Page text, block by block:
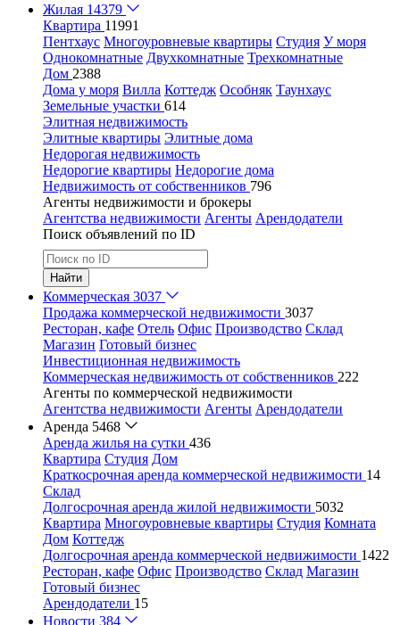
Жилая 14379
Квартира 11991
Пентхаус Многоуровневые квартиры Студия У моря
Однокомнатные Двухкомнатные Трехкомнатные
Дом 2388
Дома у моря Вилла Коттедж Особняк Таунхаус
Земельные участки 614
Элитная недвижимость
Элитные квартиры Элитные дома
Недорогая недвижимость
Недорогие квартиры Недорогие дома
Недвижимость от собственников 796
Агенты недвижимости и брокеры
Агентства недвижимости Агенты Арендодатели
Поиск объявлений по ID
Найти
Коммерческая 3037
Продажа коммерческой недвижимости 3037
Ресторан, кафе Отель Офис Производство Склад
Магазин Готовый бизнес
Инвестиционная недвижимость
Коммерческая недвижимость от собственников 222
Агенты по коммерческой недвижимости
Агентства недвижимости Агенты Арендодатели
Аренда 5468
Аренда жилья на сутки 436
Квартира Студия Дом
Краткосрочная аренда коммерческой недвижимости 14
Склад
Долгосрочная аренда жилой недвижимости 5032
Квартира Многоуровневые квартиры Студия Комната
Дом Коттедж
Долгосрочная аренда коммерческой недвижимости 1422
Ресторан, кафе Офис Производство Склад Магазин
Готовый бизнес
Арендодатели 15
Новости 384